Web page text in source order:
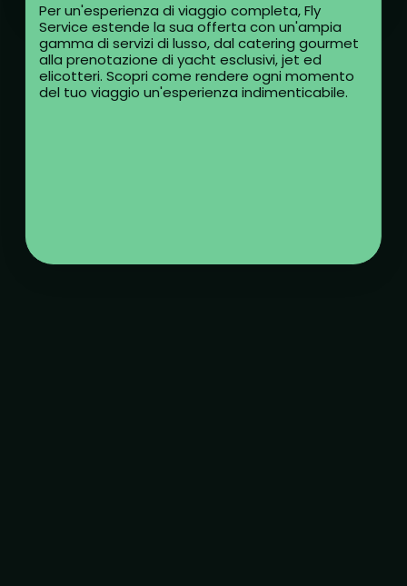
Per un'esperienza di viaggio completa, Fly
Service estende la sua offerta con un'ampia
gamma di servizi di lusso, dal catering gourmet
alla prenotazione di yacht esclusivi, jet ed
elicotteri. Scopri come rendere ogni momento
del tuo viaggio un'esperienza indimenticabile.